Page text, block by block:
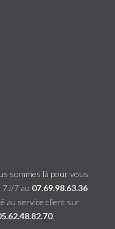
sommes là pour vous
7J/7 au 07.69.98.63.36
au service client sur
.